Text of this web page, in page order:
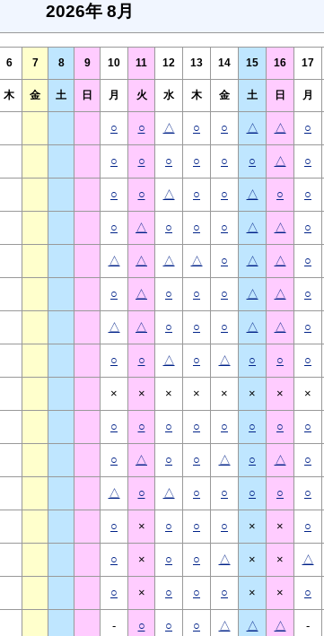
2026年 8月
6 7 8 9 10 11 12 13 14 15 16 17
木 金 土 日 月 火 水 木 金 土 日 月
○ ○ △ ○ ○ △ △ ○
○ ○ ○ ○ ○ ○ △ ○
○ ○ △ ○ ○ △ ○ ○
○ △ ○ ○ ○ △ △ ○
△ △ △ △ ○ △ △ ○
○ △ ○ ○ ○ △ △ ○
△ △ ○ ○ ○ △ △ ○
○ ○ △ ○ △ ○ ○ ○
× × × × × × × ×
○ ○ ○ ○ ○ ○ ○ ○
○ △ ○ ○ △ ○ △ ○
△ ○ △ ○ ○ ○ ○ ○
○ × ○ ○ ○ × × ○
○ × ○ ○ △ × × △
○ × ○ ○ ○ × × ○
- ○ ○ ○ △ △ △ -